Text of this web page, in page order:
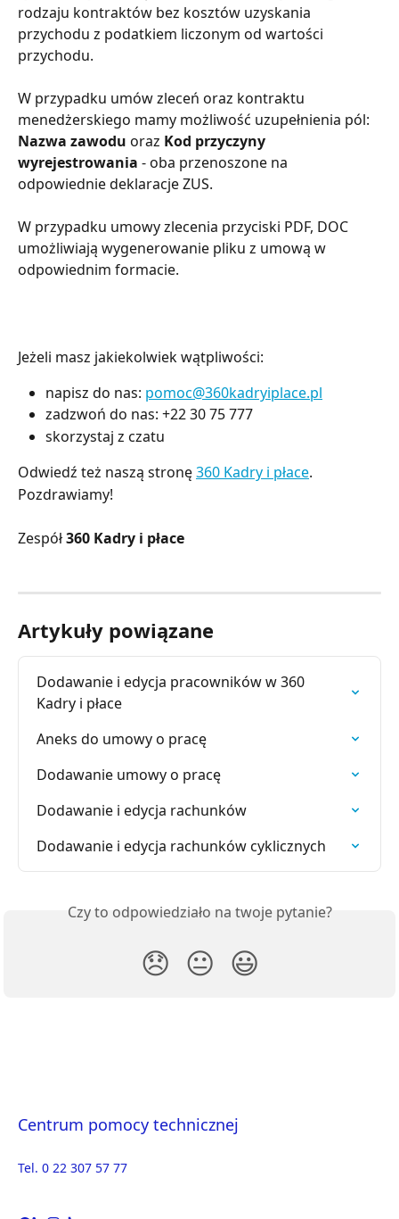
rodzaju kontraktów bez kosztów uzyskania
przychodu z podatkiem liczonym od wartości
przychodu.
W przypadku umów zleceń oraz kontraktu
menedżerskiego mamy możliwość uzupełnienia pól:
Nazwa zawodu oraz Kod przyczyny
wyrejestrowania - oba przenoszone na
odpowiednie deklaracje ZUS.
W przypadku umowy zlecenia przyciski PDF, DOC
umożliwiają wygenerowanie pliku z umową w
odpowiednim formacie.
Jeżeli masz jakiekolwiek wątpliwości:
napisz do nas: pomoc@360kadryiplace.pl
zadzwoń do nas: +22 30 75 777
skorzystaj z czatu
Odwiedź też naszą stronę360 Kadry i płace.
Pozdrawiamy!
Zespół360 Kadry i płace
Artykuły powiązane
Dodawanie i edycja pracowników w 360
Kadry i płace
Aneks do umowy o pracę
Dodawanie umowy o pracę
Dodawanie i edycja rachunków
Dodawanie i edycja rachunków cyklicznych
Czy to odpowiedziało na twoje pytanie?
😞 😐 😃
Centrum pomocy technicznej
Tel. 0 22 307 57 77